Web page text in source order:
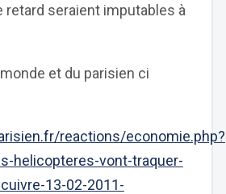
retard seraient imputables à
et du parisien ci
reactions/economie.php?
helicopteres-vont-traquer-
13-02-2011-